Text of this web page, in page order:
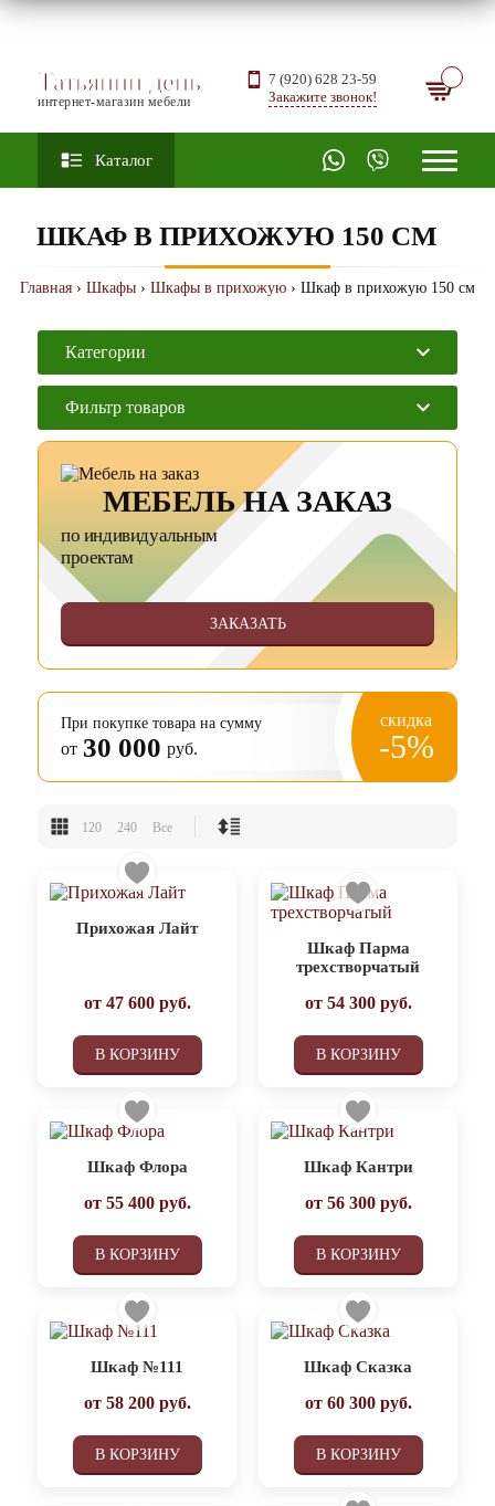
Татьянин день
интернет-магазин мебели
7 (920) 628 23-59
Закажите звонок!
Каталог
ШКАФ В ПРИХОЖУЮ 150 СМ
Главная › Шкафы › Шкафы в прихожую › Шкаф в прихожую 150 см
Категории
Фильтр товаров
МЕБЕЛЬ НА ЗАКАЗ
по индивидуальным
проектам
ЗАКАЗАТЬ
При покупке товара на сумму
от 30 000 руб.
скидка
-5%
120 240 Все
Прихожая Лайт
от 47 600руб.
В КОРЗИНУ
Шкаф Парма
трехстворчатый
от 54 300руб.
В КОРЗИНУ
Шкаф Флора
от 55 400руб.
В КОРЗИНУ
Шкаф Кантри
от 56 300руб.
В КОРЗИНУ
Шкаф №111
от 58 200руб.
В КОРЗИНУ
Шкаф Сказка
от 60 300руб.
В КОРЗИНУ